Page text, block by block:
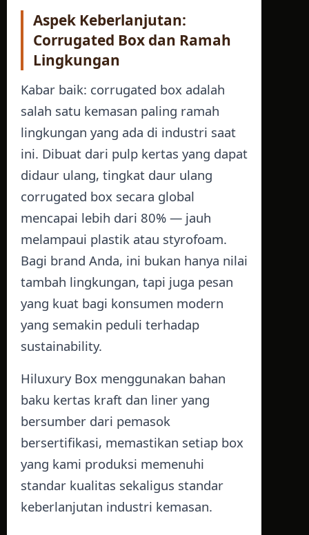
Aspek Keberlanjutan:
Corrugated Box dan Ramah
Lingkungan
Kabar baik: corrugated box adalah
salah satu kemasan paling ramah
lingkungan yang ada di industri saat
ini. Dibuat dari pulp kertas yang dapat
didaur ulang, tingkat daur ulang
corrugated box secara global
mencapai lebih dari 80% — jauh
melampaui plastik atau styrofoam.
Bagi brand Anda, ini bukan hanya nilai
tambah lingkungan, tapi juga pesan
yang kuat bagi konsumen modern
yang semakin peduli terhadap
sustainability.
Hiluxury Box menggunakan bahan
baku kertas kraft dan liner yang
bersumber dari pemasok
bersertifikasi, memastikan setiap box
yang kami produksi memenuhi
standar kualitas sekaligus standar
keberlanjutan industri kemasan.